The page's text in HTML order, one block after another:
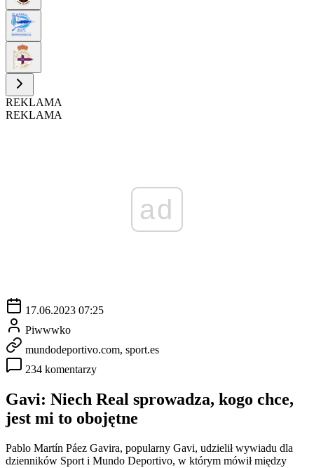
REKLAMA
REKLAMA
ad
17.06.2023 07:25
Piwwwko
mundodeportivo.com, sport.es
234 komentarzy
Gavi: Niech Real sprowadza, kogo chce,
jest mi to obojętne
Pablo Martín Páez Gavira, popularny Gavi, udzielił wywiadu dla
dzienników Sport i Mundo Deportivo, w którym mówił między